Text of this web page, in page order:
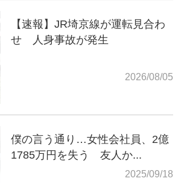
【速報】JR埼京線が運転見合わ
せ 人身事故が発生
2026/08/05
僕の言う通り…女性会社員、2億
1785万円を失う 友人か...
2025/09/18